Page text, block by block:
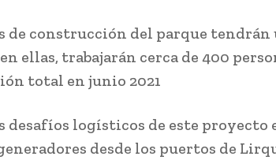
de construcción del parque tendrán
ellas, trabajarán cerca de 400
total en junio 2021
desafíos logísticos de este proyecto
desde los puertos de